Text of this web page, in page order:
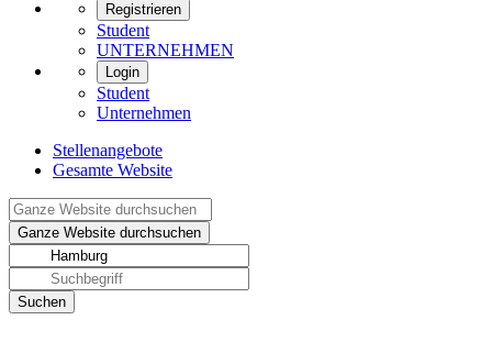
Registrieren
Student
UNTERNEHMEN
Login
Student
Unternehmen
Stellenangebote
Gesamte Website